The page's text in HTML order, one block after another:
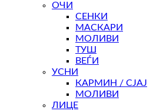
ОЧИ
СЕНКИ
МАСКАРИ
МОЛИВИ
ТУШ
ВЕЃИ
УСНИ
КАРМИН / СЈАЈ
МОЛИВИ
ЛИЦЕ